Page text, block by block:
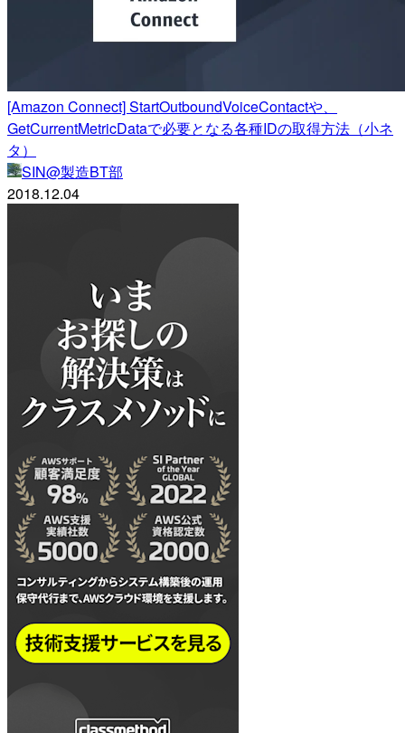
[Amazon Connect] StartOutboundVoiceContactや、
GetCurrentMetricDataで必要となる各種IDの取得方法（小ネ
タ）
SIN@製造BT部
2018.12.04